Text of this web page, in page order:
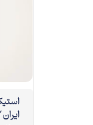
ایران 02 6*10